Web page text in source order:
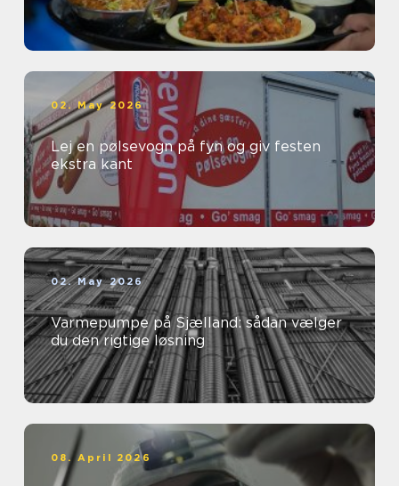
02. May 2026
Lej en pølsevogn på fyn og giv festen
ekstra kant
02. May 2026
Varmepumpe på Sjælland: sådan vælger
du den rigtige løsning
08. April 2026